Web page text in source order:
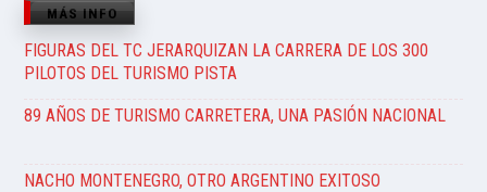
MÁS INFO
FIGURAS DEL TC JERARQUIZAN LA CARRERA DE LOS 300
PILOTOS DEL TURISMO PISTA
89 AÑOS DE TURISMO CARRETERA, UNA PASIÓN NACIONAL
NACHO MONTENEGRO, OTRO ARGENTINO EXITOSO